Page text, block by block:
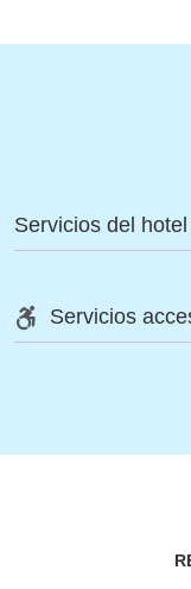
Servicios del hotel
Servicios